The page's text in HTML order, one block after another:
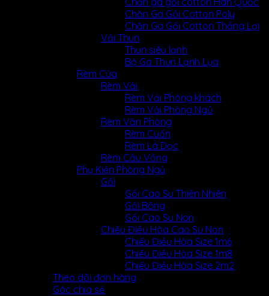
Chăn Ga Gối Cotton Poly
Chăn Ga Gối Cotton Thắng Lợi
Vải Thun
Thun siêu lạnh
Bộ Ga Thun Lạnh Lụa
Rèm Cửa
Rèm Vải
Rèm Vải Phòng khách
Rèm Vải Phòng Ngủ
Rèm Văn Phòng
Rèm Cuốn
Rèm Lá Dọc
Rèm Cầu Vồng
Phụ Kiện Phòng Ngủ
Gối
Gối Cao Su Thiên Nhiên
Gối Bông
Gối Cao Su Non
Chiếu Điều Hòa Cao Su Non
Chiếu Điều Hòa Size 1m6
Chiếu Điều Hòa Size 1m8
Chiếu Điều Hòa Size 2m2
Theo dõi đơn hàng
Góc chia sẻ